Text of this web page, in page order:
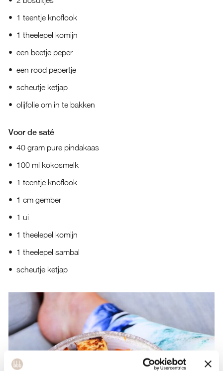
1 teentje knoflook
1 theelepel komijn
een beetje peper
een rood pepertje
scheutje ketjap
olijfolie om in te bakken
Voor de saté
40 gram pure pindakaas
100 ml kokosmelk
1 teentje knoflook
1 cm gember
1 ui
1 theelepel komijn
1 theelepel sambal
scheutje ketjap